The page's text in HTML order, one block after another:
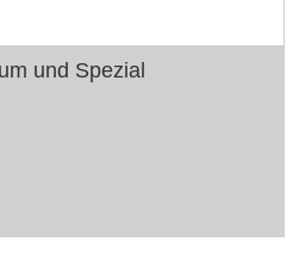
und Spezial